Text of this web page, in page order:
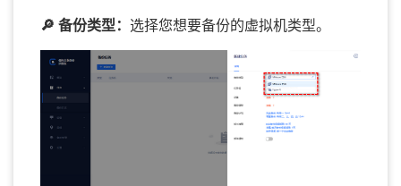
🔎 备份类型： 选择您想要备份的虚拟机类型。